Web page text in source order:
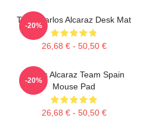
Tenis Carlos Alcaraz Desk Mat
26,68 € - 50,50 €
-20%
Carlos Alcaraz Team Spain
Mouse Pad
26,68 € - 50,50 €
-20%